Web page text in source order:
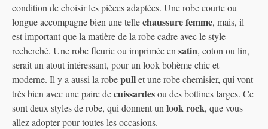
condition de choisir les pièces adaptées. Une robe courte ou
longue accompagne bien une tellechaussure femme, mais, il
est important que la matière de la robe cadre avec le style
recherché. Une robe fleurie ou imprimée en satin, coton ou lin,
serait un atout intéressant, pour un look bohème chic et
moderne. Il y a aussi la robepullet une robe chemisier, qui vont
très bien avec une paire decuissardesou des bottines larges. Ce
sont deux styles de robe, qui donnent un look rock, que vous
allez adopter pour toutes les occasions.